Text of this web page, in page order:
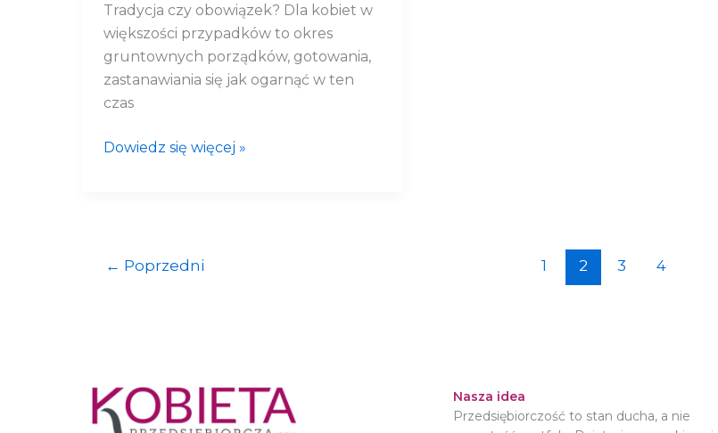
Tradycja czy obowiązek? Dla kobiet w
większości przypadków to okres
gruntownych porządków, gotowania,
zastanawiania się jak ogarnąć w ten
czas
Dowiedz się więcej »
← Poprzedni 1 2 3 4
Nasza idea
Przedsiębiorczość to stan ducha, a nie